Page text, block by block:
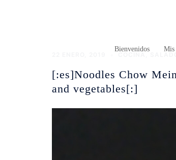
Bienvenidos Mis
[:es]Noodles Chow
and vegetables[:]